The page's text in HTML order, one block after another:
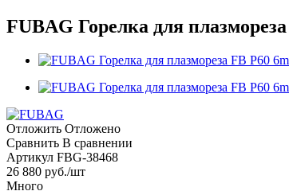
FUBAG Горелка для
Отложить Отложено
Сравнить В сравнении
Артикул FBG-38468
26 880 руб./шт
Много